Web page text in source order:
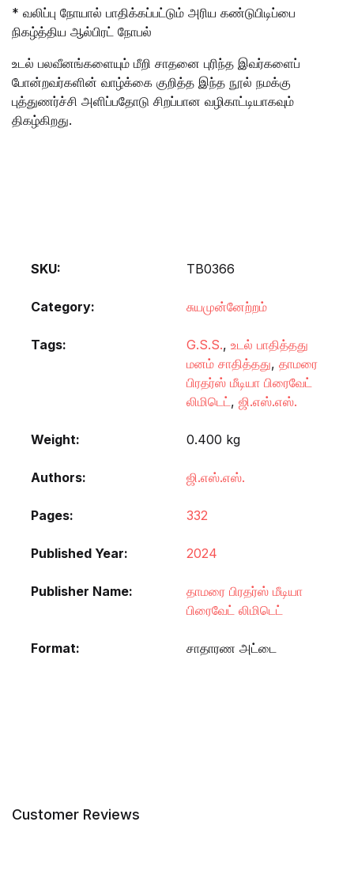
* வலிப்பு நோயால் பாதிக்கப்பட்டும் அரிய கண்டுபிடிப்பை
நிகழ்த்திய ஆல்பிரட் நோபல்
உடல் பலவீனங்களையும் மீறி சாதனை புரிந்த இவர்களைப்
போன்றவர்களின் வாழ்க்கை குறித்த இந்த நூல் நமக்கு
புத்துணர்ச்சி அளிப்பதோடு சிறப்பான வழிகாட்டியாகவும்
திகழ்கிறது.
SKU: TB0366
Category: சுயமுன்னேற்றம்
Tags: G.S.S., உடல் பாதித்தது
மனம் சாதித்தது, தாமரை
பிரதர்ஸ் மீடியா பிரைவேட்
லிமிடெட் , ஜி.எஸ்.எஸ்.
Weight 0.400 kg
Authors ஜி.எஸ்.எஸ்.
Pages 332
Published Year 2024
Publisher Name
தாமரை பிரதர்ஸ் மீடியா
பிரைவேட் லிமிடெட்
Format சாதாரண அட்டை
Customer Reviews